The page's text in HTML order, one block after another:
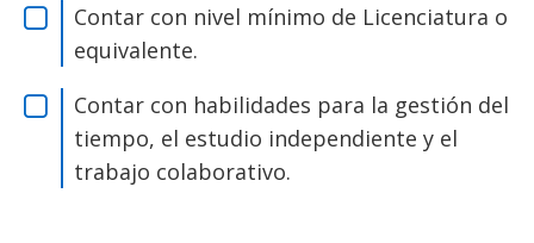
Contar con nivel mínimo de Licenciatura o
equivalente.
Contar con habilidades para la gestión del
tiempo, el estudio independiente y el
trabajo colaborativo.